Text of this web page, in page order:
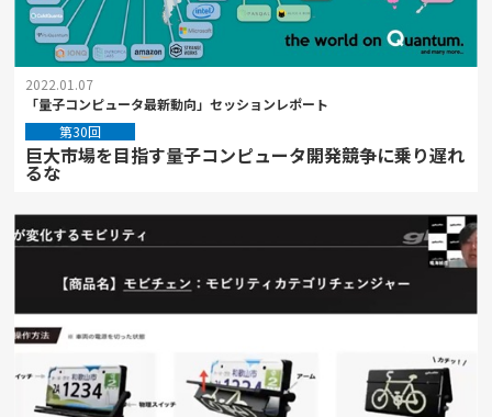
2022.01.07
「量子コンピュータ最新動向」セッションレポート
第30回
巨大市場を目指す量子コンピュータ開発競争に乗り遅れ
るな